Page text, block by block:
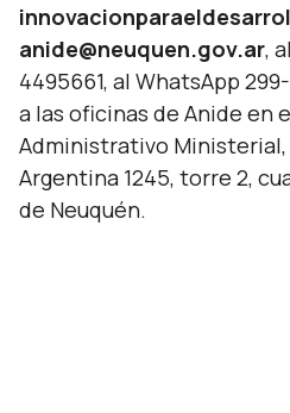
anide@neuquen.gov.ar,
4495661, al WhatsApp
a las oficinas de Anide en
Administrativo
Argentina 1245, torre 2,
de Neuquén.